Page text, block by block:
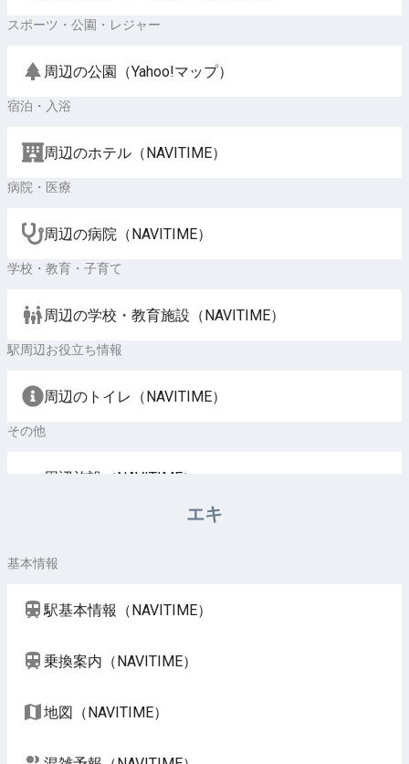
スポーツ・公園・レジャー
周辺の公園（Yahoo!マップ）
宿泊・入浴
周辺のホテル（NAVITIME）
病院・医療
周辺の病院（NAVITIME）
学校・教育・子育て
周辺の学校・教育施設（NAVITIME）
駅周辺お役立ち情報
周辺のトイレ（NAVITIME）
その他
周辺施設（NAVITIME）
エキ
基本情報
駅基本情報（NAVITIME）
乗換案内（NAVITIME）
地図（NAVITIME）